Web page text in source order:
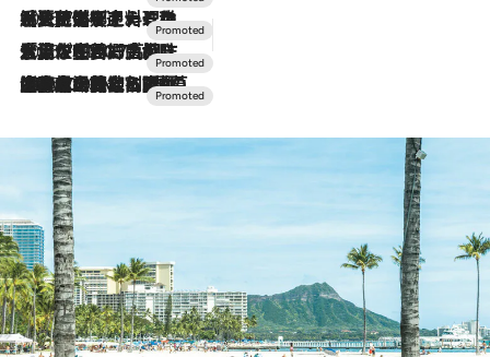
2026.7.24
【夏限定ディナーコース】旬を迎える稚鮎や花ズッキーニなどをイタリア・トスカーナの郷土料理の手法で満喫！
2026.7.17
「土佐和ハーブかき氷」がOMO7高知に登場！生姜、山椒、大葉など目にも舌にも涼を呼ぶ郷土の味
2026.7.10
NEW OPEN！【界 草津】名湯の地に誕生。趣の異なる2種の温泉と上州ならではの会席・蕎麦割烹など美食を味わう究極の癒やし旅